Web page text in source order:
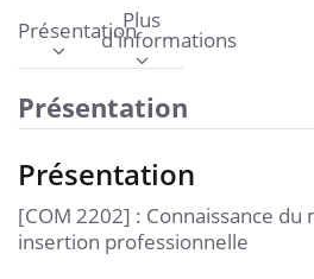
PrésentationPlus
d'informations
Présentation
Présentation
[COM 2202] : Connaissance
insertion professionnelle